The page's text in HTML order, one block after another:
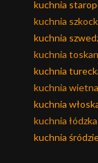
kuchnia
kuchnia
kuchnia
kuchnia
kuchnia
kuchnia
kuchnia
kuchnia łódzka
kuchnia